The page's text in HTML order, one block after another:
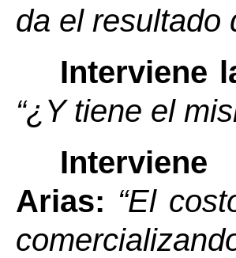
da el resultado
Interviene
“¿ Y tiene el
Arias: “El